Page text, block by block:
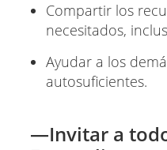
Compartir los
necesitados,
Ayudar a los
autosuficientes.
—Invitar a